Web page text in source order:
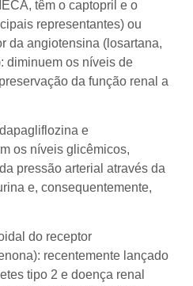
têm o captopril e o
representantes) ou
da angiotensina (losartana,
diminuem os níveis de
da função renal a
e
os níveis glicêmicos,
pressão arterial através da
e, consequentemente,
do receptor
recentemente lançado
tipo 2 e doença renal